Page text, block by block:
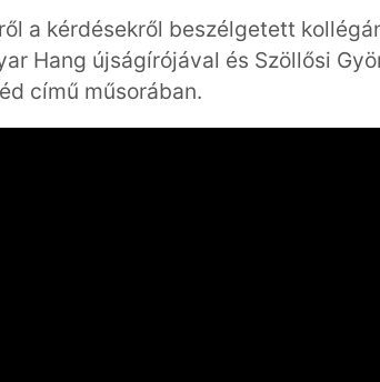
a kérdésekről beszélgetett
Hang újságírójával és Szöllősi
című műsorában.